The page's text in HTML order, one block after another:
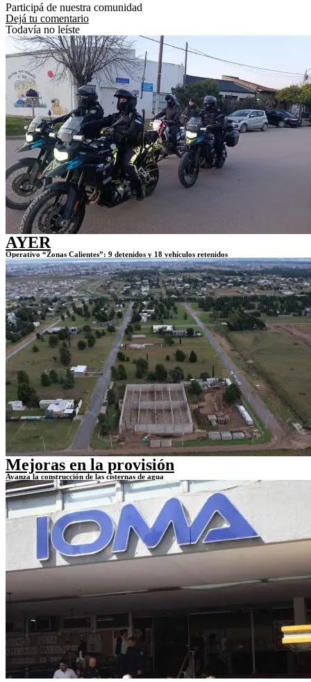
Participá de nuestra comunidad
Dejá tu comentario
Todavía no leíste
AYER
Operativo “Zonas Calientes”: 9 detenidos y 18 vehículos retenidos
Mejoras en la provisión
Avanza la construcción de las cisternas de agua